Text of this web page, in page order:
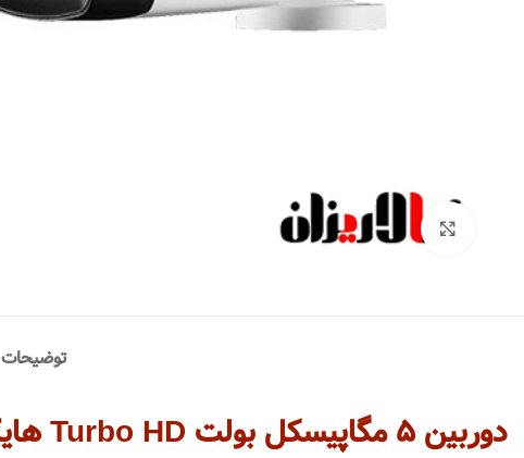
Click to enlarge
توضیحات
دوربین 5 مگاپیسکل بولت Turbo HD هایک ویژن